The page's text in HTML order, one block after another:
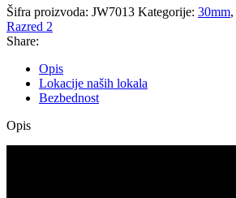
Šifra proizvoda: JW7013 Kategorije: 30mm,
Razred 2
Share:
Opis
Lokacije naših lokala
Bezbednost
Opis